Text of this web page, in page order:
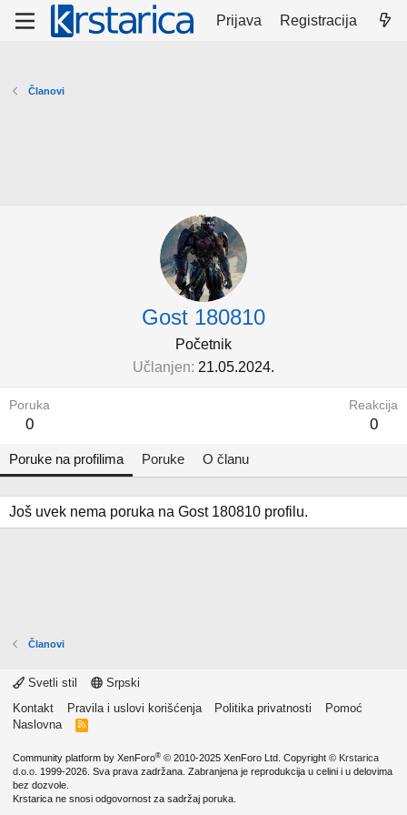
Prijava Registracija
Članovi
Gost 180810
Početnik
Učlanjen 21.05.2024.
Poruka
0
Reakcija
0
Poruke na profilima Poruke O članu
Još uvek nema poruka na Gost 180810 profilu.
Članovi
Svetli stil
Srpski
Kontakt
Pravila i uslovi korišćenja Politika privatnosti
Pomoć
Naslovna
R
Community platform by XenForo® © 2010-2025 XenForo Ltd. Copyright © Krstarica
d.o.o. 1999-2026. Sva prava zadržana. Zabranjena je reprodukcija u celini i u delovima
bez dozvole.
Krstarica ne snosi odgovornost za sadržaj poruka.